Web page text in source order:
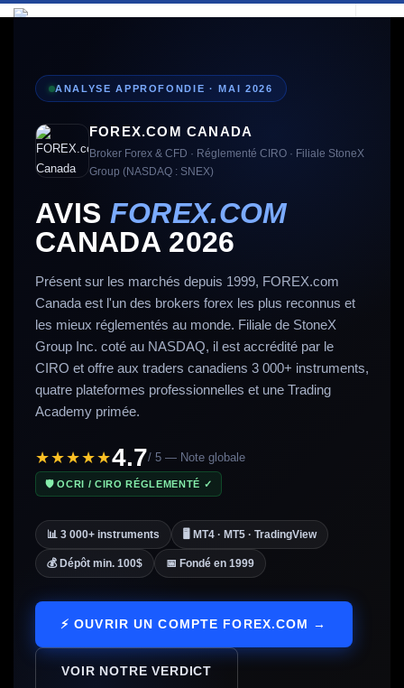
ANALYSE APPROFONDIE · MAI 2026
FOREX.COM CANADA
Broker Forex & CFD · Réglementé CIRO · Filiale StoneX
Group (NASDAQ : SNEX)
AVIS FOREX.COM
CANADA 2026
Présent sur les marchés depuis 1999, FOREX.com
Canada est l'un des brokers forex les plus reconnus et
les mieux réglementés au monde. Filiale de StoneX
Group Inc. coté au NASDAQ, il est accrédité par le
CIRO et offre aux traders canadiens 3 000+ instruments,
quatre plateformes professionnelles et une Trading
Academy primée.
★★★★★4.7/ 5 — Note globale
🛡️ OCRI / CIRO RÉGLEMENTÉ ✓
📊 3 000+ instruments 🖥️ MT4 · MT5 · TradingView
💰 Dépôt min. 100$ 📅 Fondé en 1999
⚡ OUVRIR UN COMPTE FOREX.COM →
VOIR NOTRE VERDICT